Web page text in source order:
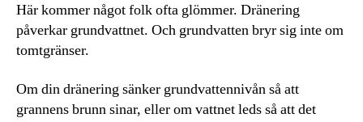
Här kommer något folk ofta glömmer. Dränering
påverkar grundvattnet. Och grundvatten bryr sig inte om
tomtgränser.
Om din dränering sänker grundvattennivån så att
grannens brunn sinar, eller om vattnet leds så att det